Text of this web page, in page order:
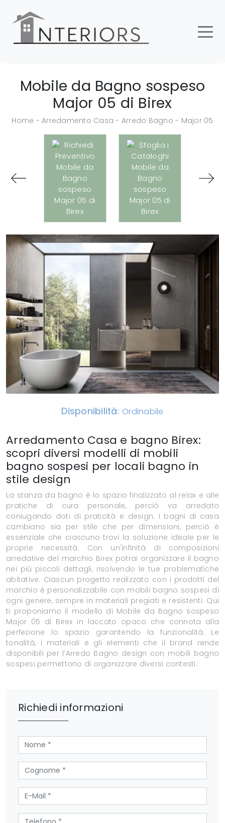
Mobile da Bagno sospeso
Major 05 di Birex
Home -Arredamento Casa - Arredo Bagno - Major 05
Disponibilità: Ordinabile
Arredamento Casa e bagno Birex:
scopri diversi modelli di mobili
bagno sospesi per locali bagno in
stile design
La stanza da bagno è lo spazio finalizzato al relax e alle
pratiche di cura personale, perciò va arredato
coniugando doti di praticità e design. I bagni di casa
cambiano sia per stile che per dimensioni, perciò è
essenziale che ciascuno trovi la soluzione ideale per le
proprie necessità. Con un'infinità di composizioni
arredative del marchio Birex potrai organizzare il bagno
nei più piccoli dettagli, risolvendo le tue problematiche
abitative. Ciascun progetto realizzato con i prodotti del
marchio è personalizzabile con mobili bagno sospesi di
ogni genere, sempre in materiali pregiati e resistenti. Qui
ti proponiamo il modello di Mobile da Bagno sospeso
Major 05 di Birex in laccato opaco che connota alla
perfezione lo spazio garantendo la funzionalità. Le
tonalità, i materiali e gli elementi che il brand rende
disponibili per l’Arredo Bagno design con mobili bagno
sospesi permettono di organizzare diversi contesti.
Richiedi informazioni